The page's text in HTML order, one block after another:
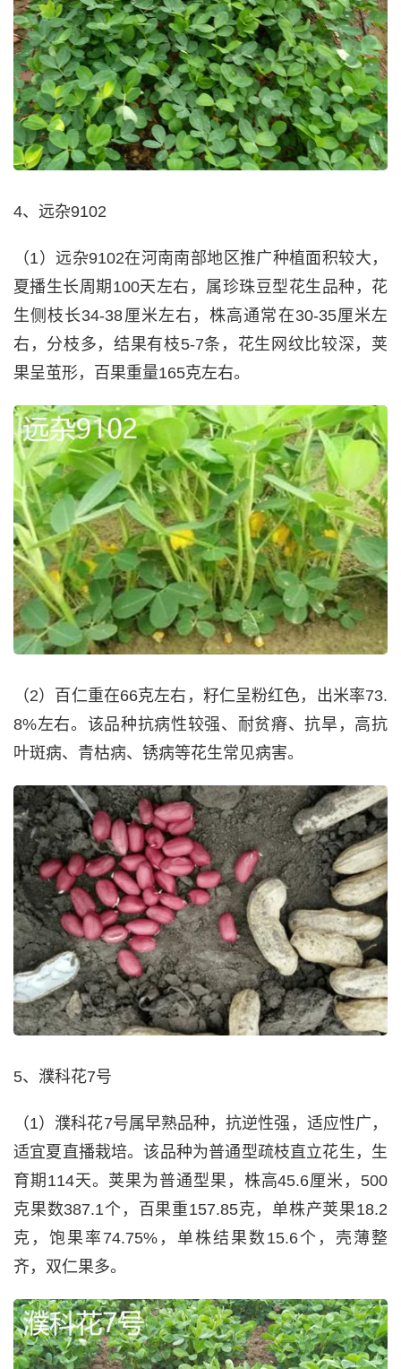
4、远杂9102
（1）远杂9102在河南南部地区推广种植面积较大，
夏播生长周期100天左右，属珍珠豆型花生品种，花
生侧枝长34-38厘米左右，株高通常在30-35厘米左
右，分枝多，结果有枝5-7条，花生网纹比较深，荚
果呈茧形，百果重量165克左右。
（2）百仁重在66克左右，籽仁呈粉红色，出米率73.
8%左右。该品种抗病性较强、耐贫瘠、抗旱，高抗
叶斑病、青枯病、锈病等花生常见病害。
5、濮科花7号
（1）濮科花7号属早熟品种，抗逆性强，适应性广，
适宜夏直播栽培。该品种为普通型疏枝直立花生，生
育期114天。荚果为普通型果，株高45.6厘米，500
克果数387.1个，百果重157.85克，单株产荚果18.2
克，饱果率74.75%，单株结果数15.6个，壳薄整
齐，双仁果多。